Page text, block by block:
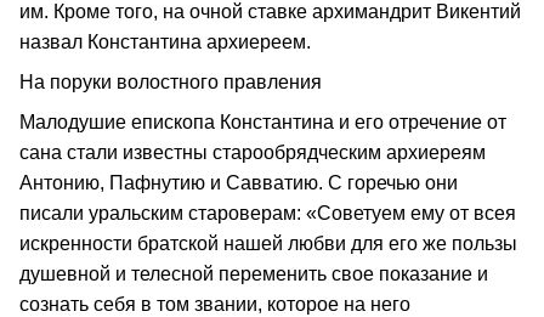
им. Кроме того, на очной ставке архимандрит Викентий
назвал Константина архиереем.
На поруки волостного правления
Малодушие епископа Константина и его отречение от
сана стали известны старообрядческим архиереям
Антонию, Пафнутию и Савватию. С горечью они
писали уральским староверам: «Советуем ему от всея
искренности братской нашей любви для его же пользы
душевной и телесной переменить свое показание и
сознать себя в том звании, которое на него